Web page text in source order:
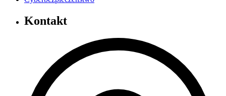
Kontakt